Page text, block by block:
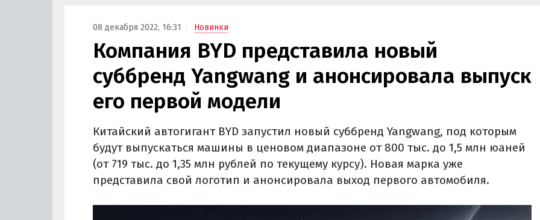
08 декабря 2022, 16:31 Новинки
Компания BYD представила новый
суббренд Yangwang и анонсировала выпуск
его первой модели
Китайский автогигант BYD запустил новый суббренд Yangwang, под которым
будут выпускаться машины в ценовом диапазоне от 800 тыс. до 1,5 млн юаней
(от 719 тыс. до 1,35 млн рублей по текущему курсу). Новая марка уже
представила свой логотип и анонсировала выход первого автомобиля.